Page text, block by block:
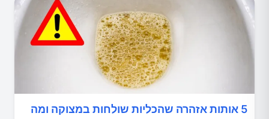
5 אותות אזהרה שהכליות שולחות במצוקה ומה